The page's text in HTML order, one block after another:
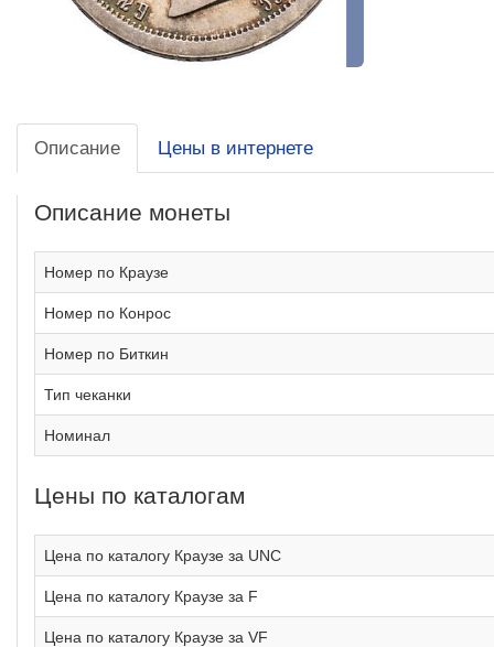
Описание Цены в интернете
Описание монеты
Номер по Краузе
Номер по Конрос
Номер по Биткин
Тип чеканки
Номинал
Цены по каталогам
Цена по каталогу Краузе за UNC
Цена по каталогу Краузе за F
Цена по каталогу Краузе за VF